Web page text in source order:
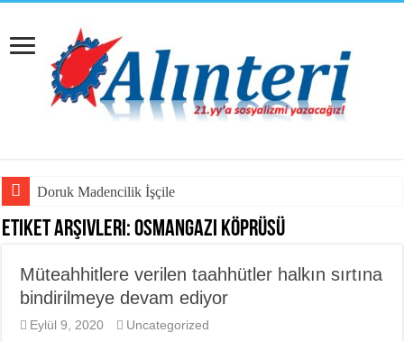
Doruk Madencilik İşçileri Bu Gözü
Etiket Arşivleri:Osmangazi Köprüsü
Müteahhitlere verilen taahhütler halkın sırtına
bindirilmeye devam ediyor
Eylül 9, 2020 Uncategorized